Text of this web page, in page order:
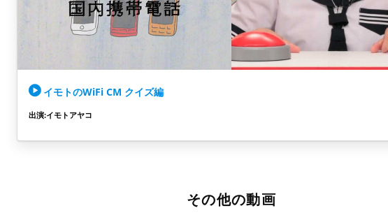
イモトのWiFi CM クイズ編
出演:イモトアヤコ
その他の動画